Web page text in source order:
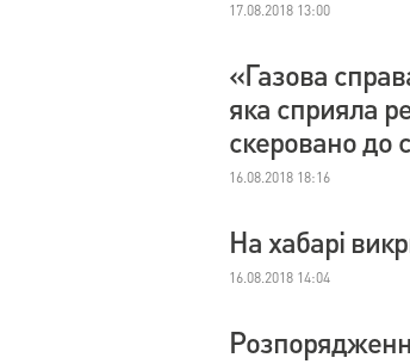
17.08.2018 13:00
«Газова
яка сприяла
скеровано до
16.08.2018 18:16
На хабарі
16.08.2018 14:04